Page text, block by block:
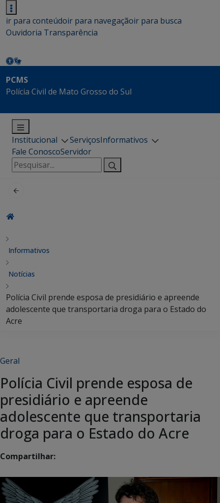
ir para conteúdoir para navegaçãoir para busca
Ouvidoria Transparência
PCMS
Polícia Civil de Mato Grosso do Sul
Institucional ServiçosInformativos
Fale ConoscoServidor
Pesquisar
por:
Informativos
Notícias
Polícia Civil prende esposa de presidiário e apreende
adolescente que transportaria droga para o Estado do
Acre
Geral
Polícia Civil prende esposa de
presidiário e apreende
adolescente que transportaria
droga para o Estado do Acre
Compartilhar: